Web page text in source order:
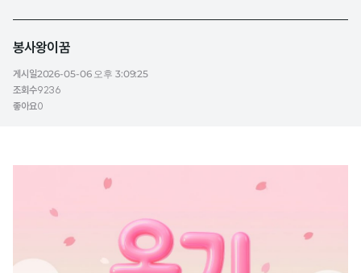
봉사왕이꿈
게시일2026-05-06 오후 3:09:25
조회수9236
좋아요0